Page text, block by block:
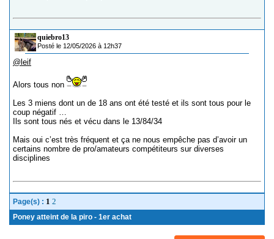
quiebro13
Posté le 12/05/2026 à 12h37
@leif
Alors tous non
Les 3 miens dont un de 18 ans ont été testé et ils sont tous pour le
coup négatif …
Ils sont tous nés et vécu dans le 13/84/34
Mais oui c’est très fréquent et ça ne nous empêche pas d’avoir un
certains nombre de pro/amateurs compétiteurs sur diverses
disciplines
Page(s) : 1 2
Poney atteint de la piro - 1er achat